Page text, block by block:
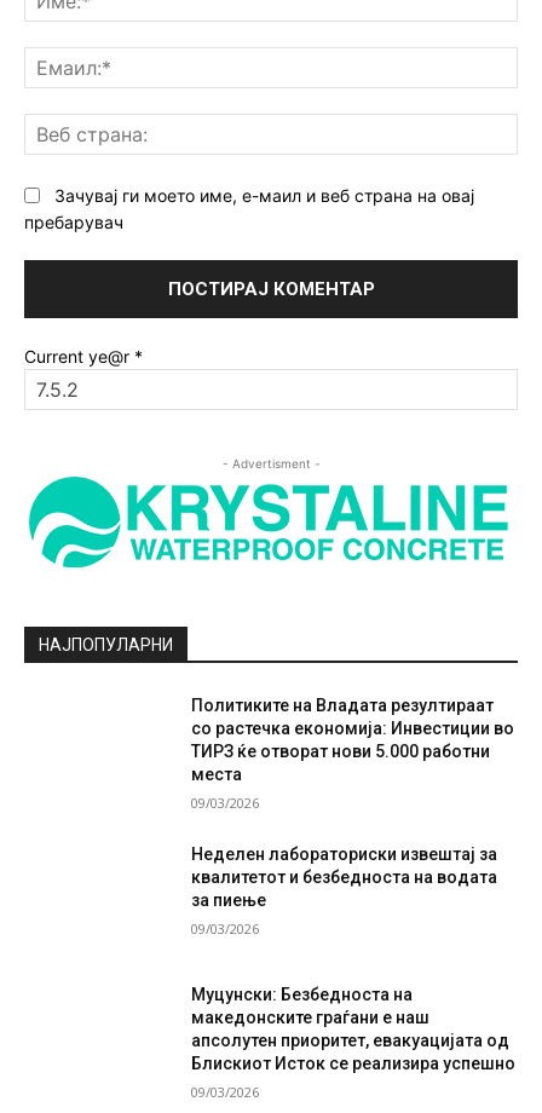
Зачувај ги моето име, е-маил и веб страна на овај
пребарувач
Current ye@r *
- Advertisment -
НАЈПОПУЛАРНИ
Политиките на Владата резултираат
со растечка економија: Инвестиции во
ТИРЗ ќе отворат нови 5.000 работни
места
09/03/2026
Неделен лабораториски извештај за
квалитетот и безбедноста на водата
за пиење
09/03/2026
Муцунски: Безбедноста на
македонските граѓани е наш
апсолутен приоритет, евакуацијата од
Блискиот Исток се реализира успешно
09/03/2026